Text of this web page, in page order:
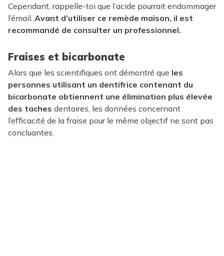
Cependant, rappelle-toi que l’acide pourrait endommager
l’émail. Avant d’utiliser ce remède maison, il est
recommandé de consulter un professionnel.
Fraises et bicarbonate
Alors que les scientifiques ont démontré que les
personnes utilisant un dentifrice contenant du
bicarbonate obtiennent une élimination plus élevée
des taches dentaires, les données concernant
l’efficacité de la fraise pour le même objectif ne sont pas
concluantes.